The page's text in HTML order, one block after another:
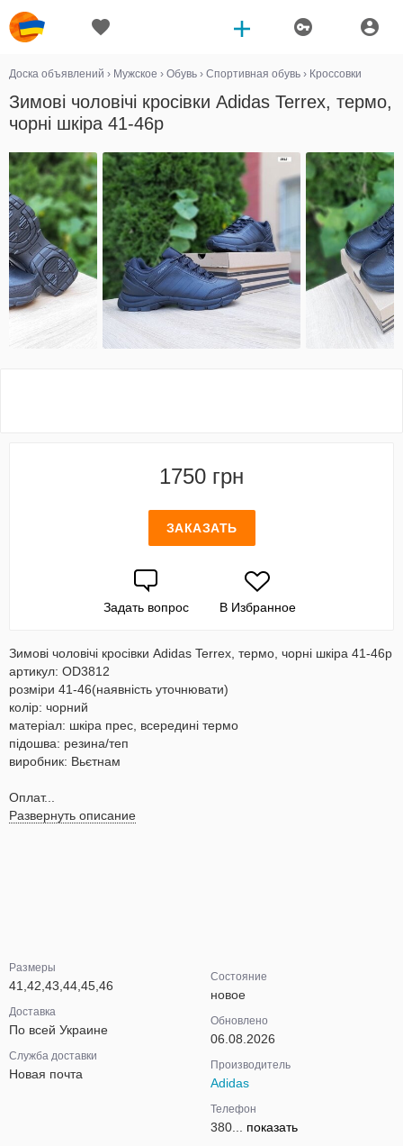
Доска объявлений › Мужское › Обувь › Спортивная обувь › Кроссовки
Зимові чоловічі кросівки Adidas Terrex, термо,
чорні шкіра 41-46р
1750 грн
ЗАКАЗАТЬ
Задать вопрос В Избранное
Зимові чоловічі кросівки Adidas Terrex, термо, чорні шкіра 41-46р
артикул: OD3812
розміри 41-46(наявність уточнювати)
колір: чорний
матеріал: шкіра прес, всередині термо
підошва: резина/теп
виробник: Вьєтнам
Оплат...
Развернуть описание
Размеры
41,42,43,44,45,46
Доставка
По всей Украине
Служба доставки
Новая почта
Состояние
новое
Обновлено
06.08.2026
Производитель
Adidas
Телефон
380... показать